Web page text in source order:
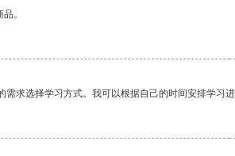
。
求选择学习方式。我可以根据自己的时间安排学习进